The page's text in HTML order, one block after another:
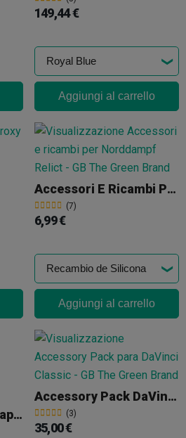
149,44 €
Aggiungi al carrello
Accessori E Ricambi Per Norddampf Relict
(7)
6,99 €
Aggiungi al carrello
Caricabatterie Per Vaporizzatore Da Vinci Ascent
Accessory Pack DaVinci Classic
(3)
35,00 €